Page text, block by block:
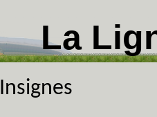
La
Insignes